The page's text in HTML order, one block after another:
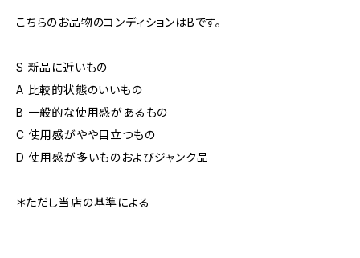
こちらのお品物のコンディションはBです。
S 新品に近いもの
A 比較的状態のいいもの
B 一般的な使用感があるもの
C 使用感がやや目立つもの
D 使用感が多いものおよびジャンク品
＊ただし当店の基準による